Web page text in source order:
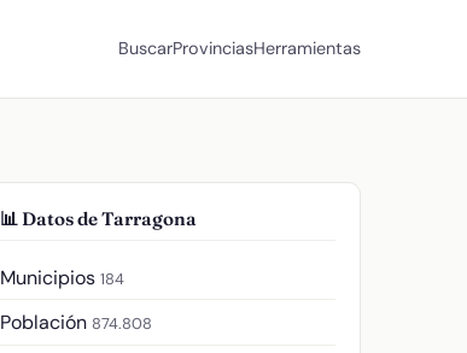
BuscarProvinciasHerramientas
📊 Datos de Tarragona
Municipios 184
Población 874.808